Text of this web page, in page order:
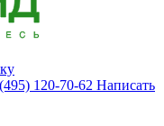
120-70-62 Написать